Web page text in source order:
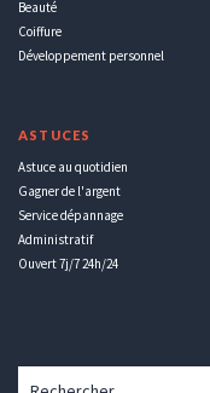
Beauté
Coiffure
Développement personnel
ASTUCES
Astuce au quotidien
Gagner de l'argent
Service dépannage
Administratif
Ouvert 7j/7 24h/24